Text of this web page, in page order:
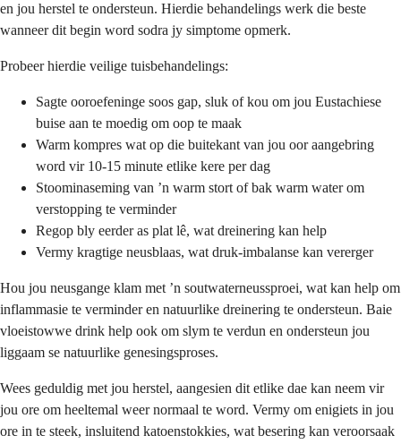
en jou herstel te ondersteun. Hierdie behandelings werk die beste
wanneer dit begin word sodra jy simptome opmerk.
Probeer hierdie veilige tuisbehandelings:
Sagte ooroefeninge soos gap, sluk of kou om jou Eustachiese
buise aan te moedig om oop te maak
Warm kompres wat op die buitekant van jou oor aangebring
word vir 10-15 minute etlike kere per dag
Stoominaseming van ’n warm stort of bak warm water om
verstopping te verminder
Regop bly eerder as plat lê, wat dreinering kan help
Vermy kragtige neusblaas, wat druk-imbalanse kan vererger
Hou jou neusgange klam met ’n soutwaterneussproei, wat kan help om
inflammasie te verminder en natuurlike dreinering te ondersteun. Baie
vloeistowwe drink help ook om slym te verdun en ondersteun jou
liggaam se natuurlike genesingsproses.
Wees geduldig met jou herstel, aangesien dit etlike dae kan neem vir
jou ore om heeltemal weer normaal te word. Vermy om enigiets in jou
ore in te steek, insluitend katoenstokkies, wat besering kan veroorsaak